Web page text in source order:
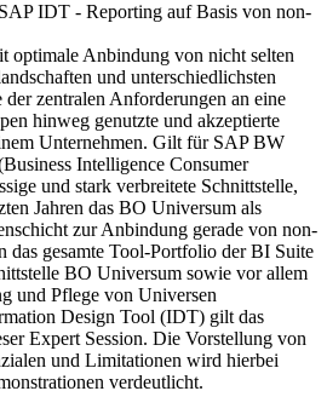
IDT - Reporting auf Basis von non-
optimale Anbindung von nicht selten
und unterschiedlichsten
der zentralen Anforderungen an eine
hinweg genutzte und akzeptierte
Unternehmen. Gilt für SAP BW
Intelligence Consumer
und stark verbreitete Schnittstelle,
Jahren das BO Universum als
zur Anbindung gerade von non-
das gesamte Tool-Portfolio der BI Suite
BO Universum sowie vor allem
und Pflege von Universen
Design Tool (IDT) gilt das
Expert Session. Die Vorstellung von
und Limitationen wird hierbei
verdeutlicht.